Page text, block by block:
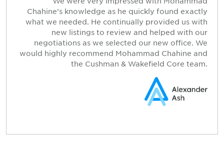
Chahine’s knowledge as he quickly found exactly
what we needed. He continually provided us with
new listings to review and helped with our
negotiations as we selected our new office. We
would highly recommend Mohammad Chahine and
the Cushman & Wakefield Core team.